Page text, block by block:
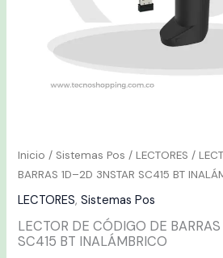
Inicio / Sistemas Pos /LECTORES /
BARRAS 1D–2D 3NSTAR SC415 BT
LECTORES,Sistemas Pos
LECTOR DE CÓDIGO DE
SC415 BT INALÁMBRICO
INALÁMBRICO
cantidad